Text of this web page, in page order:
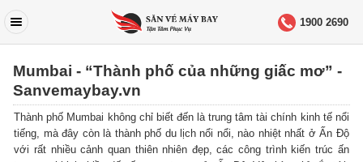
1900 2690
Mumbai - “Thành phố của những giấc mơ” -
Sanvemaybay.vn
Thành phố Mumbai không chỉ biết đến là trung tâm tài chính kinh tế nổi
tiếng, mà đây còn là thành phố du lịch nổi nổi, nào nhiệt nhất ở Ấn Độ
với rất nhiều cảnh quan thiên nhiên đẹp, các công trình kiến trúc ấn